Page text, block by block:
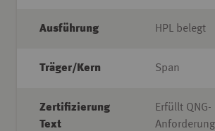
Ausführung HPL belegt
Träger/Kern Span
Zertifizierung
Text
Erfüllt QNG-